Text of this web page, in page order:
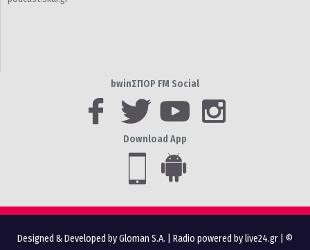
bwinΣΠΟΡ FM Social
Download App
Designed & Developed by Gloman S.A. Radio powered by live24.gr | ©